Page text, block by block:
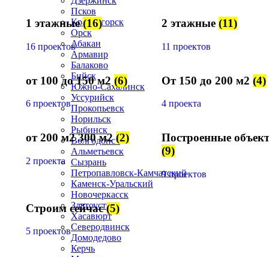
Псков
Красногорск
Орск
Абакан
Армавир
Балаково
Бийск
Южно-Сахалинск
Уссурийск
Прокопьевск
Норильск
Рыбинск
Волгодонск
Альметьевск
Сызрань
Петропавловск-Камчатский
Каменск-Уральский
Новочеркасск
Златоуст
Хасавюрт
Северодвинск
Домодедово
Керчь
1 этажные(16)
16 проектов
2 этажные (11)
11 проектов
от 100 до 150 м2 (6)
6 проектов
От 150 до 200 м2 (4)
4 проекта
от 200 м2 300 м2(2)
2 проекта
Построенные
(9)
9 проектов
Строим сейчас(5)
5 проектов